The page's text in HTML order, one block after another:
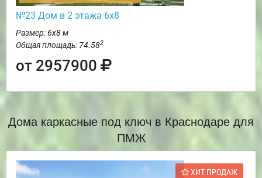
№23 Дом в 2 этажа 6х8
Размер: 6х8 м
Общая площадь: 74.582
от 2957900
Дома каркасные под ключ в Краснодаре для
ПМЖ
ХИТ ПРОДАЖ